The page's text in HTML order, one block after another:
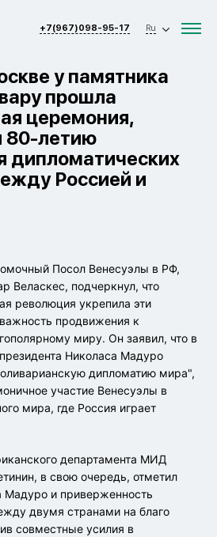
+7(967)098-95-17 Ru
у памятника
прошла
церемония,
80-летию
дипломатических
Россией и
Посол Венесуэлы в РФ,
Веласкес, подчеркнул, что
революция укрепила эти
продвижения к
миру. Он заявил, что в
Николаса Мадуро
дипломатию мира",
участие Венесуэлы в
мира, где Россия играет
департамента МИД
в свою очередь, отметил
Мадуро и приверженность
двумя странами на благо
совместные усилия в